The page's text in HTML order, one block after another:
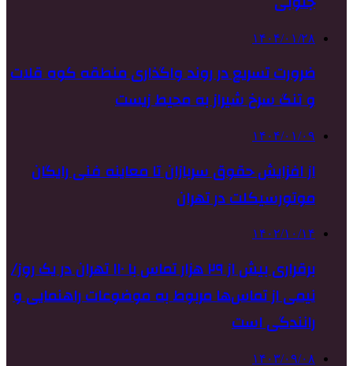
۱۴۰۴/۰۱/۲۸
ضرورت تسریع در روند واگذاری منطقه کوه قلات
و تنگ سرخ شیراز به محیط زیست
۱۴۰۴/۰۱/۰۹
از افزایش حقوق سربازان تا معاینه فنی رایگان
موتورسیکلت‌ در تهران
۱۴۰۲/۱۰/۱۴
برقراری بیش از ۲۹ هزار تماس با ۱۱۰ تهران در یک روز/
نیمی از تماس‌ها مربوط به موضوعات راهنمایی و
رانندگی است
۱۴۰۳/۰۹/۰۸